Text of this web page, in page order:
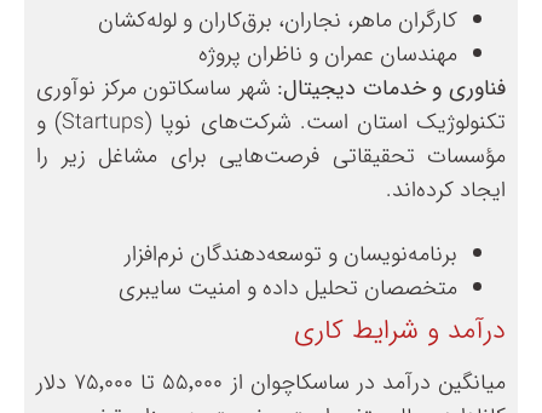
کارگران ماهر، نجاران، برق‌کاران و لوله‌کشان
مهندسان عمران و ناظران پروژه
فناوری و خدمات دیجیتال: شهر ساسکاتون مرکز نوآوری
تکنولوژیک استان است. شرکت‌های نوپا (Startups) و
مؤسسات تحقیقاتی فرصت‌هایی برای مشاغل زیر را
ایجاد کرده‌اند.
برنامه‌نویسان و توسعه‌دهندگان نرم‌افزار
متخصصان تحلیل داده و امنیت سایبری
درآمد و شرایط کاری
میانگین درآمد در ساسکاچوان از ۵۵٬۰۰۰ تا ۷۵٬۰۰۰ دلار